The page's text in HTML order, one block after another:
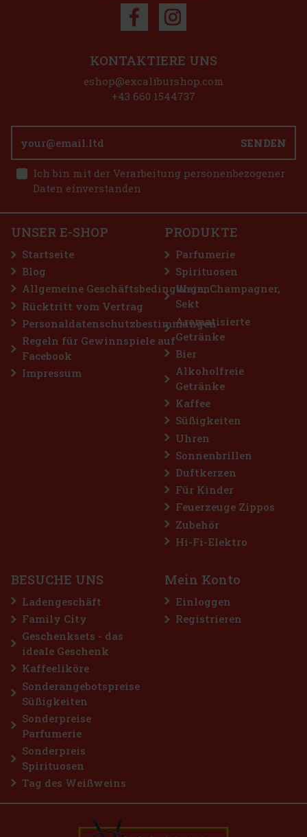
SENDEN
Ich bin mit der Verarbeitung personenbezogener
Daten einverstanden
KONTAKTIERE UNS
eshop@excaliburshop.com
+43 660 1544737
UNSER E-SHOP
Startseite
Blog
Allgemeine Geschäftsbedingungen
Rücktritt vom Vertrag
Personaldatenschutzbestimmungen
Regeln für Gewinnspiele auf
Facebook
Impressum
PRODUKTE
Parfumerie
Spirituosen
Wein, Champagner,
Sekt
Aromatisierte
Getränke
Bier
Alkoholfreie
Getränke
Kaffee
Süßigkeiten
Uhren
Sonnenbrillen
Duftkerzen
Für Kinder
Feuerzeuge Zippos
Zubehör
Hi-Fi-Elektro
BESUCHE UNS
Ladengeschäft
Family City
Geschenksets - das
ideale Geschenk
Kaffeeliköre
Sonderangebotspreise
Süßigkeiten
Sonderpreise
Parfumerie
Sonderpreis
Spirituosen
Tag des Weißweins
Mein Konto
Einloggen
Registrieren